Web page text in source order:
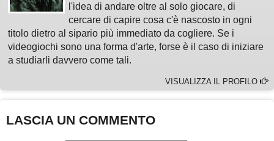
l'idea di andare oltre al solo giocare, di
cercare di capire cosa c'è nascosto in ogni
titolo dietro al sipario più immediato da cogliere. Se i
videogiochi sono una forma d'arte, forse è il caso di iniziare
a studiarli davvero come tali.
VISUALIZZA IL PROFILO
LASCIA UN COMMENTO